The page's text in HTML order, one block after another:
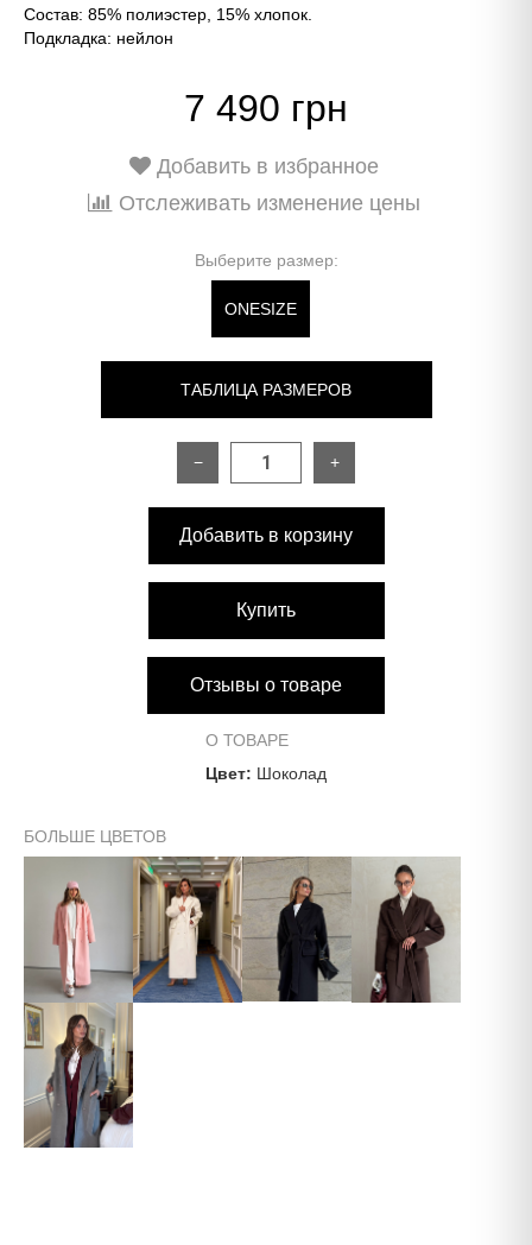
Состав: 85% полиэстер, 15% хлопок.
Подкладка: нейлон
7 490 грн
Добавить в избранное
Отслеживать изменение цены
Выберите размер:
ONESIZE
ТАБЛИЦА РАЗМЕРОВ
РАЗМЕР ONESIZE
Длина от плечевого шва
Длина по спинке 135 см
Полуобхват груди
Полуобхват талии
Полуобхват низа 60 см
− +
Добавить в корзину
Купить
Отзывы о товаре
О ТОВАРЕ
Цвет: Шоколад
БОЛЬШЕ ЦВЕТОВ